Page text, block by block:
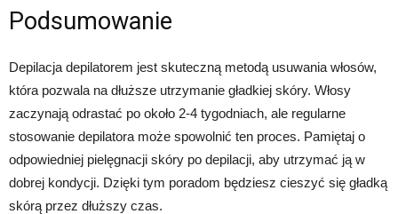
Podsumowanie
Depilacja depilatorem jest skuteczną metodą usuwania włosów,
która pozwala na dłuższe utrzymanie gładkiej skóry. Włosy
zaczynają odrastać po około 2-4 tygodniach, ale regularne
stosowanie depilatora może spowolnić ten proces. Pamiętaj o
odpowiedniej pielęgnacji skóry po depilacji, aby utrzymać ją w
dobrej kondycji. Dzięki tym poradom będziesz cieszyć się gładką
skórą przez dłuższy czas.